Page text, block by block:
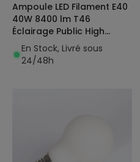
Ampoule LED Filament E40
40W 8400 lm T46
Éclairage Public High
Efficiency 210 lm/W Class
A
En Stock, Livré sous
24/48h